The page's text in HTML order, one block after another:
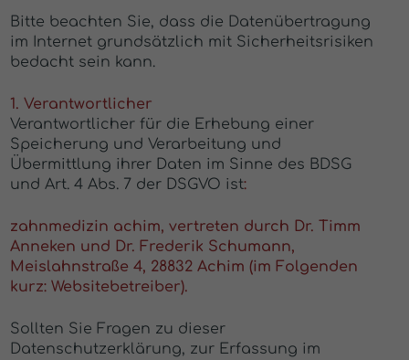
Bitte beachten Sie, dass die Datenübertragung
im Internet grundsätzlich mit Sicherheitsrisiken
bedacht sein kann.
1. Verantwortlicher
Verantwortlicher für die Erhebung einer
Speicherung und Verarbeitung und
Übermittlung ihrer Daten im Sinne des BDSG
und Art. 4 Abs. 7 der DSGVO ist:
zahnmedizin achim, vertreten durch Dr. Timm
Anneken und Dr. Frederik Schumann,
Meislahnstraße 4, 28832 Achim (im Folgenden
kurz: Websitebetreiber).
Sollten Sie Fragen zu dieser
Datenschutzerklärung, zur Erfassung im